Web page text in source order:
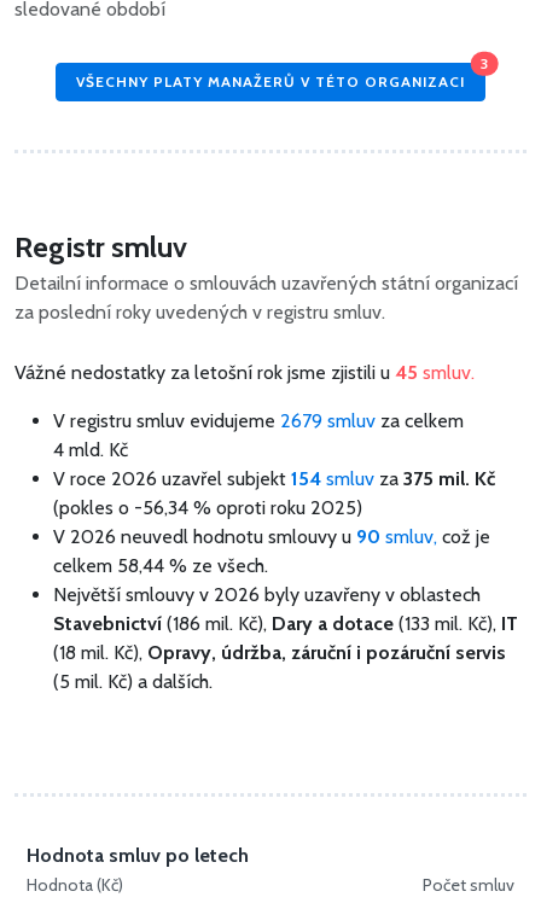
sledované období
VŠECHNY PLATY MANAŽERŮ V TÉTO ORGANIZACI
3
Registr smluv
Detailní informace o smlouvách uzavřených státní organizací
za poslední roky uvedených v registru smluv.
Vážné nedostatky za letošní rok jsme zjistili u 45 smluv.
V registru smluv evidujeme 2679 smluv za celkem
4 mld. Kč
V roce 2026 uzavřel subjekt 154 smluv za 375 mil. Kč
(pokles o -56,34 % oproti roku 2025)
V 2026 neuvedl hodnotu smlouvy u 90 smluv, což je
celkem 58,44 % ze všech.
Největší smlouvy v 2026 byly uzavřeny v oblastech
Stavebnictví (186 mil. Kč), Dary a dotace (133 mil. Kč), IT
(18 mil. Kč), Opravy, údržba, záruční i pozáruční servis
(5 mil. Kč) a dalších.
Hodnota (Kč) Počet smluv
Hodnota smluv po letech